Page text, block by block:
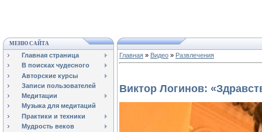
МЕНЮ САЙТА
Главная страница
В поисках чудесного
Авторские курсы
Записи пользователей
Медитации
Музыка для медитаций
Практики и техники
Мудрость веков
Главная » Видео » Развлечения
Виктор Логинов: